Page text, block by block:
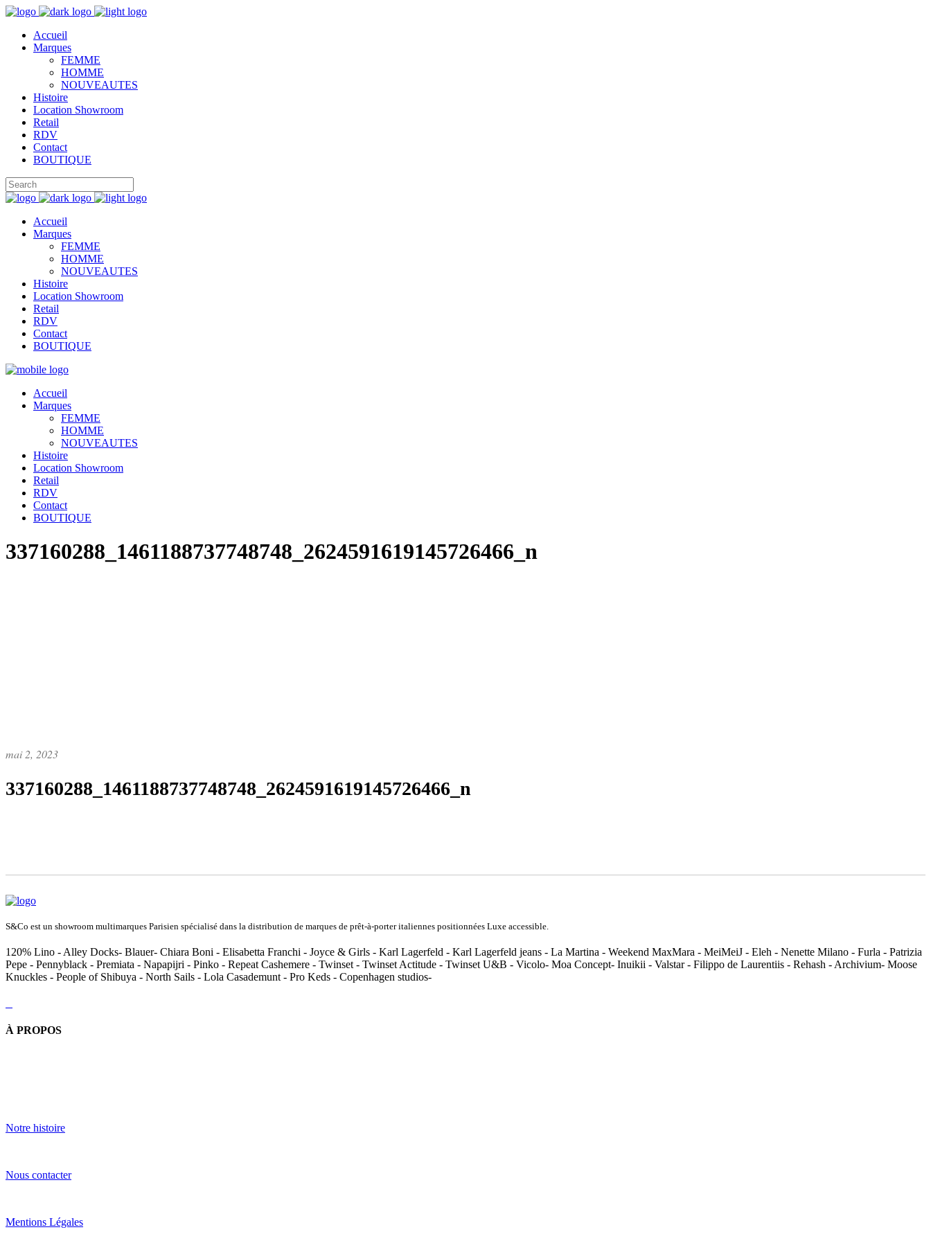
Accueil
Marques
FEMME
HOMME
NOUVEAUTES
Histoire
Location Showroom
Retail
RDV
Contact
BOUTIQUE
Accueil
Marques
FEMME
HOMME
NOUVEAUTES
Histoire
Location Showroom
Retail
RDV
Contact
BOUTIQUE
Accueil
Marques
FEMME
HOMME
NOUVEAUTES
Histoire
Location Showroom
Retail
RDV
Contact
BOUTIQUE
337160288_1461188737748748_2624591619145726466_n
mai 2, 2023
337160288_1461188737748748_2624591619145726466_n
S&Co est un showroom multimarques Parisien spécialisé dans la distribution de marques de prêt-à-porter italiennes positionnées Luxe accessible.
120% Lino - Alley Docks- Blauer- Chiara Boni - Elisabetta Franchi - Joyce & Girls - Karl Lagerfeld - Karl Lagerfeld jeans - La Martina - Weekend MaxMara - MeiMeiJ - Eleh - Nenette Milano - Furla - Patrizia
Pepe - Pennyblack - Premiata - Napapijri - Pinko - Repeat Cashemere - Twinset - Twinset Actitude - Twinset U&B - Vicolo- Moa Concept- Inuikii - Valstar - Filippo de Laurentiis - Rehash - Archivium- Moose
Knuckles - People of Shibuya - North Sails - Lola Casademunt - Pro Keds - Copenhagen studios-
À PROPOS
Notre histoire
Nous contacter
Mentions Légales